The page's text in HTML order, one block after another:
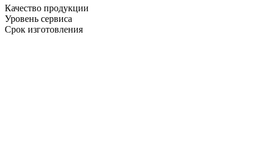
Качество продукции
Уровень сервиса
Срок изготовления